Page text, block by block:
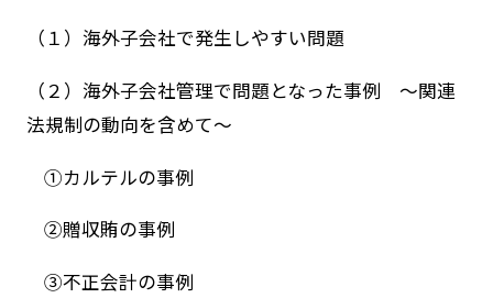
（１）海外子会社で発生しやすい問題
（２）海外子会社管理で問題となった事例 ～関連
法規制の動向を含めて～
①カルテルの事例
②贈収賄の事例
③不正会計の事例